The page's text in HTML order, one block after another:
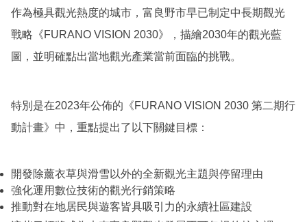
作為極具觀光熱度的城市，富良野市早已制定中長期觀光
戰略《FURANO VISION 2030》，描繪2030年的觀光藍
圖，並明確點出當地觀光產業當前面臨的挑戰。
特別是在2023年公佈的《FURANO VISION 2030 第二期行
動計畫》中，重點提出了以下關鍵目標：
開發除薰衣草與滑雪以外的全新觀光主題與停留理由
強化運用數位技術的觀光行銷策略
推動對在地居民與遊客皆具吸引力的永續社區建設